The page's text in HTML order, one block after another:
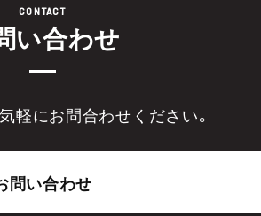
CONTACT
い合わせ
軽にお問合わせください。
問い合わせ